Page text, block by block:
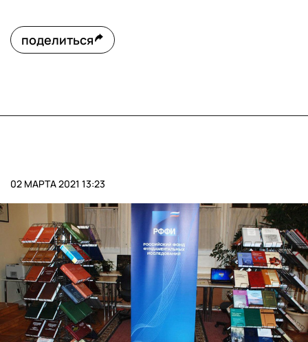
поделиться
02 МАРТА 2021 13:23